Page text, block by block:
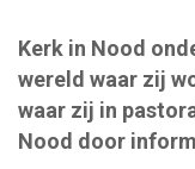
Kerk in Nood
wereld waar zij
waar zij in
Nood door